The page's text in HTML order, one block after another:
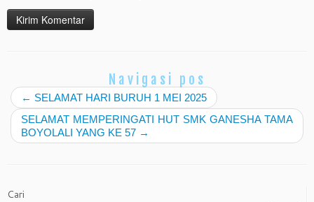
Navigasi pos
← SELAMAT HARI BURUH 1 MEI 2025
SELAMAT MEMPERINGATI HUT SMK GANESHA TAMA
BOYOLALI YANG KE 57 →
Cari